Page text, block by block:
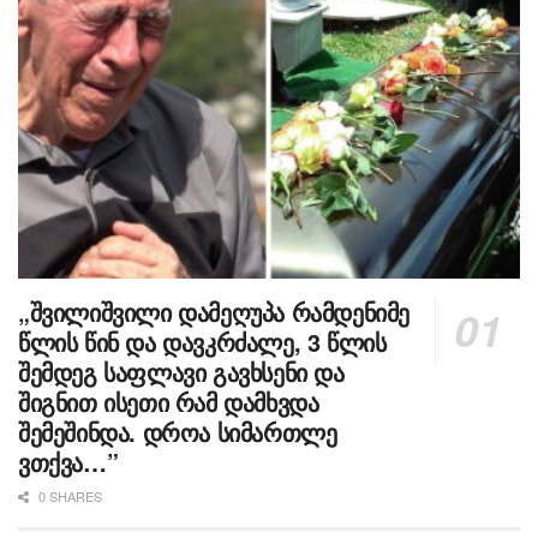
„შვილიშვილი დამეღუპა რამდენიმე
წლის წინ და დავკრძალე, 3 წლის
შემდეგ საფლავი გავხსენი და
შიგნით ისეთი რამ დამხვდა
შემეშინდა. დროა სიმართლე
ვთქვა…”
0 SHARES